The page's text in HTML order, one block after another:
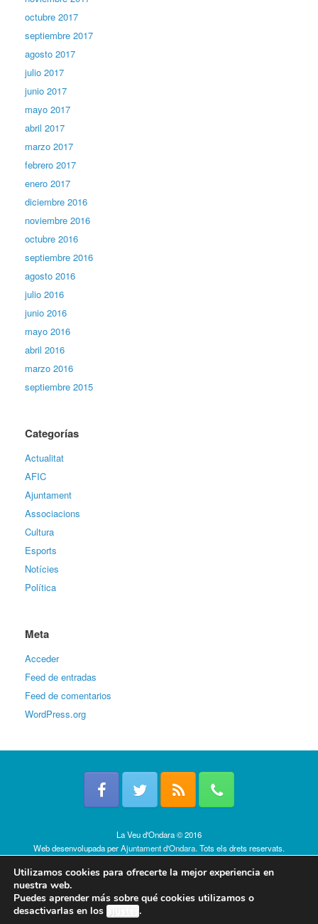
octubre 2017
septiembre 2017
agosto 2017
julio 2017
junio 2017
mayo 2017
abril 2017
marzo 2017
febrero 2017
enero 2017
diciembre 2016
noviembre 2016
octubre 2016
septiembre 2016
agosto 2016
julio 2016
junio 2016
mayo 2016
abril 2016
marzo 2016
septiembre 2015
Categorías
Actualitat
AFIC
Ajuntament
Associacions
Cultura
Esports
Notícies
Política
Meta
Acceder
Feed de entradas
Feed de comentarios
WordPress.org
La Veu d'Ondara © 2016
Web desenvolupada perAjuntament d'Ondara. Tots els drets reservats.
Utilizamos cookies para ofrecerte la mejor experiencia en
nuestra web.
Puedes aprender más sobre qué cookies utilizamos o
desactivarlas en los ajustes.